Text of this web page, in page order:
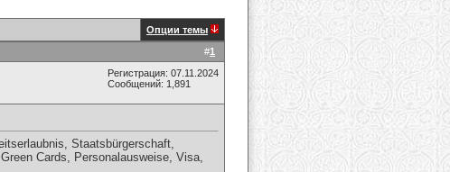
Опции темы
#1
Регистрация: 07.11.2024
Сообщений: 1,891
Staatsbürgerschaft,
Cards, Personalausweise, Visa,